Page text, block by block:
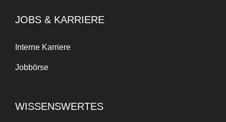
JOBS & KARRIERE
Interne Karriere
Jobbörse
WISSENSWERTES